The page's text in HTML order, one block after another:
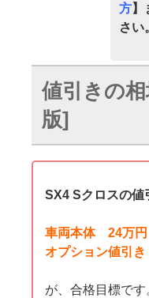
方】
さい
値引きの
版]
SX4 Sクロスの値
車両本体 24万円
オプション値引
が、合格目標です